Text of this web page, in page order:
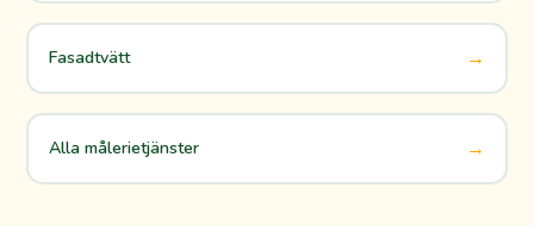
Fasadtvätt →
Alla målerietjänster →